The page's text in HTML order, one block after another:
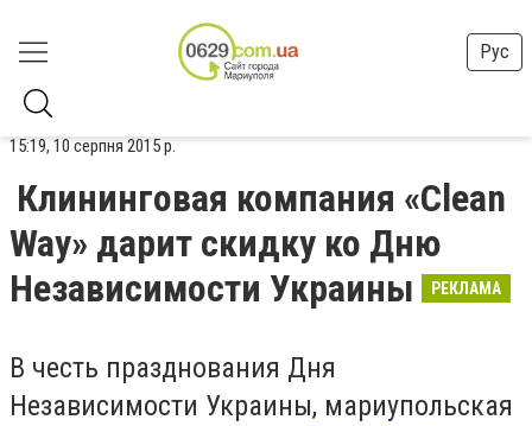
Рус
15:19, 10 серпня 2015 р.
Клининговая компания «Clean
Way» дарит скидку ко Дню
Независимости Украины
РЕКЛАМА
В честь празднования Дня
Независимости Украины, мариупольская